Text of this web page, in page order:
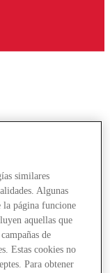
similares
Algunas
la página funcione
aquellas que
de
Estas cookies no
Para obtener